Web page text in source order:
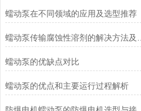
蠕动泵在不同领域的应用及选型推荐
蠕动泵的优缺点对比
蠕动泵的优点和主要运行过程解析